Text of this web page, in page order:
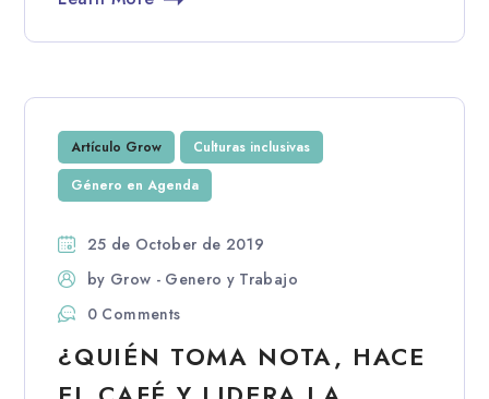
Artículo Grow
Culturas inclusivas
Género en Agenda
25 de October de 2019
by Grow - Genero y Trabajo
0 Comments
¿QUIÉN TOMA NOTA, HACE